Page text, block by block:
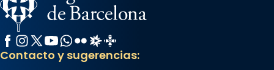
Facebook
Instagram
X / Twitter
YouTube
WhatsApp
FlickrRadio Estel
Catalunya Cristiana
Contacto y sugerencias: